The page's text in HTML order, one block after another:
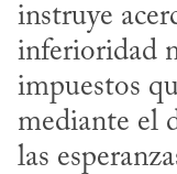
instruye
inferioridad
impuestos
mediante el
las